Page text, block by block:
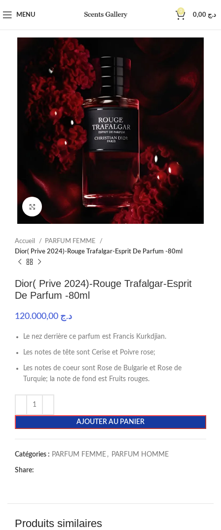
MENU
0
د.ج
Click to enlarge
Accueil
PARFUM FEMME
Dior( Prive 2024)-Rouge Trafalgar-Esprit De Parfum -80ml
Dior( Prive 2024)-Rouge Trafalgar-Esprit
De Parfum -80ml
د.ج
Le nez derrière ce parfum est Francis Kurkdjian.
Les notes de tête sont Cerise et Poivre rose;
Les notes de coeur sont Rose de Bulgarie et Rose de
Turquie; la note de fond est Fruits rouges.
AJOUTER AU PANIER
Catégories : PARFUM FEMME , PARFUM HOMME
Share:
Produits similaires